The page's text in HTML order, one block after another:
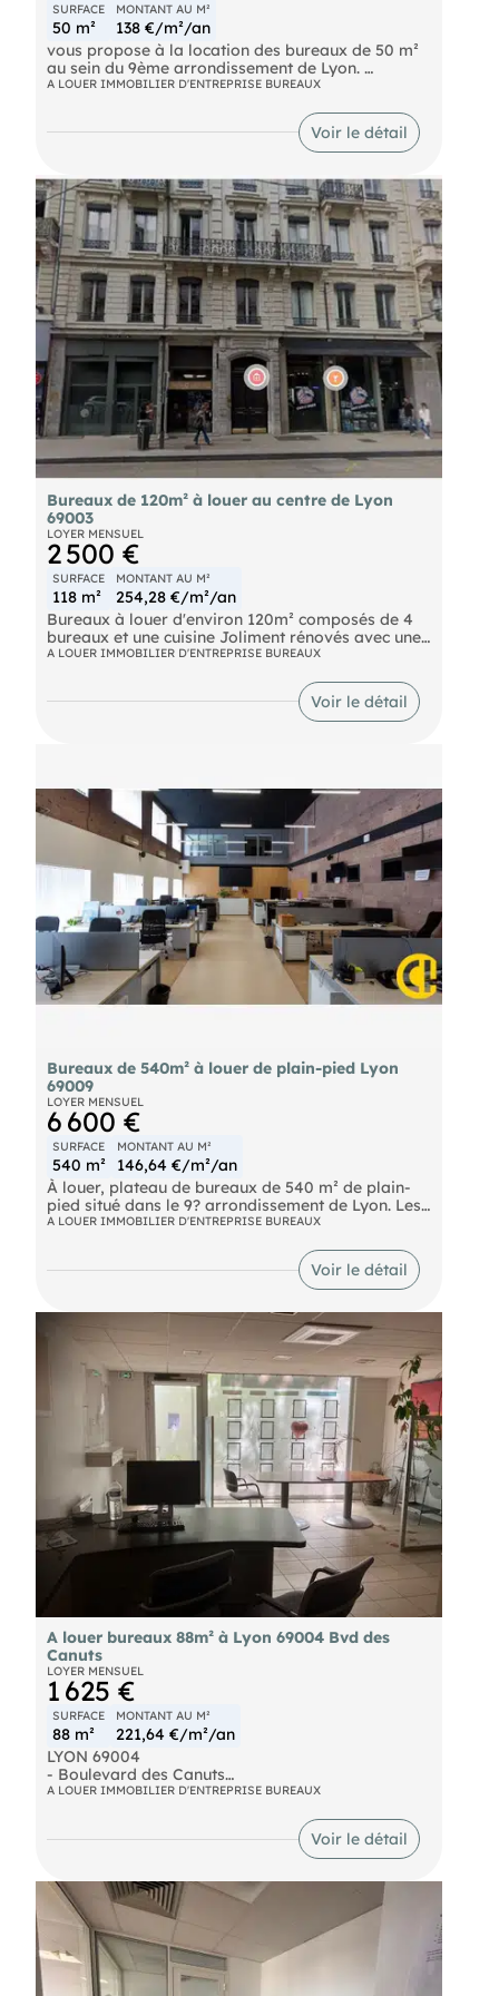
SURFACE
50 m²
MONTANT AU M²
138 €/m²/an
vous propose à la location des bureaux de 50 m²
au sein du 9ème arrondissement de Lyon.
- Loyer annuel : 6900 € HTHC
- Charges annuelles : 848.5 € HT
- Honoraires : 15% HT à la charge du preneur (soit
1 035,00 € HT)
A LOUER IMMOBILIER D'ENTREPRISE BUREAUX
Voir le détail
Bureaux de 120m² à louer au centre de Lyon
69003
LOYER MENSUEL
2 500 €
SURFACE
118 m²
MONTANT AU M²
254,28 €/m²/an
Bureaux à louer d'environ 120m² composés de 4
bureaux et une cuisine Joliment rénovés avec une
belle hauteur sous plafonds et lumineux En plein
A LOUER IMMOBILIER D'ENTREPRISE BUREAUX
Voir le détail
Bureaux de 540m² à louer de plain-pied Lyon
69009
LOYER MENSUEL
6 600 €
SURFACE
540 m²
MONTANT AU M²
146,64 €/m²/an
À louer, plateau de bureaux de 540 m² de plain-
pied situé dans le 9? arrondissement de Lyon. Les
locaux, accessibles PMR, offrent une vingtaine de
répondre à différents besoins d'organisation et
d'aménagement. Espaces fonctionnels, idéals pour
une entreprise souhaitant bénéficier d'un
environnement de travail confortable et
immédiatement opérationnel. 4 places de parking
peuvent être louée en sus 1.000Euros / HT HC / an
/ place. Disponible en septembre. Contactez nous
pour plus d'informations !
A LOUER IMMOBILIER D'ENTREPRISE BUREAUX
Voir le détail
A louer bureaux 88m² à Lyon 69004 Bvd des
Canuts
LOYER MENSUEL
1 625 €
SURFACE
88 m²
MONTANT AU M²
221,64 €/m²/an
LYON 69004
- Boulevard des Canuts
- Proximité immédiate Métro Hénon
et lumineux en RDC 88m² à usage commercial ou
professionnel, comprenant un e vaste space
- 4 bureaux
- une cuisine
- technique
- un sanitaire
- Climatisation réversible
- Excellent état général
- Disponibilité immédiate
A LOUER IMMOBILIER D'ENTREPRISE BUREAUX
Voir le détail